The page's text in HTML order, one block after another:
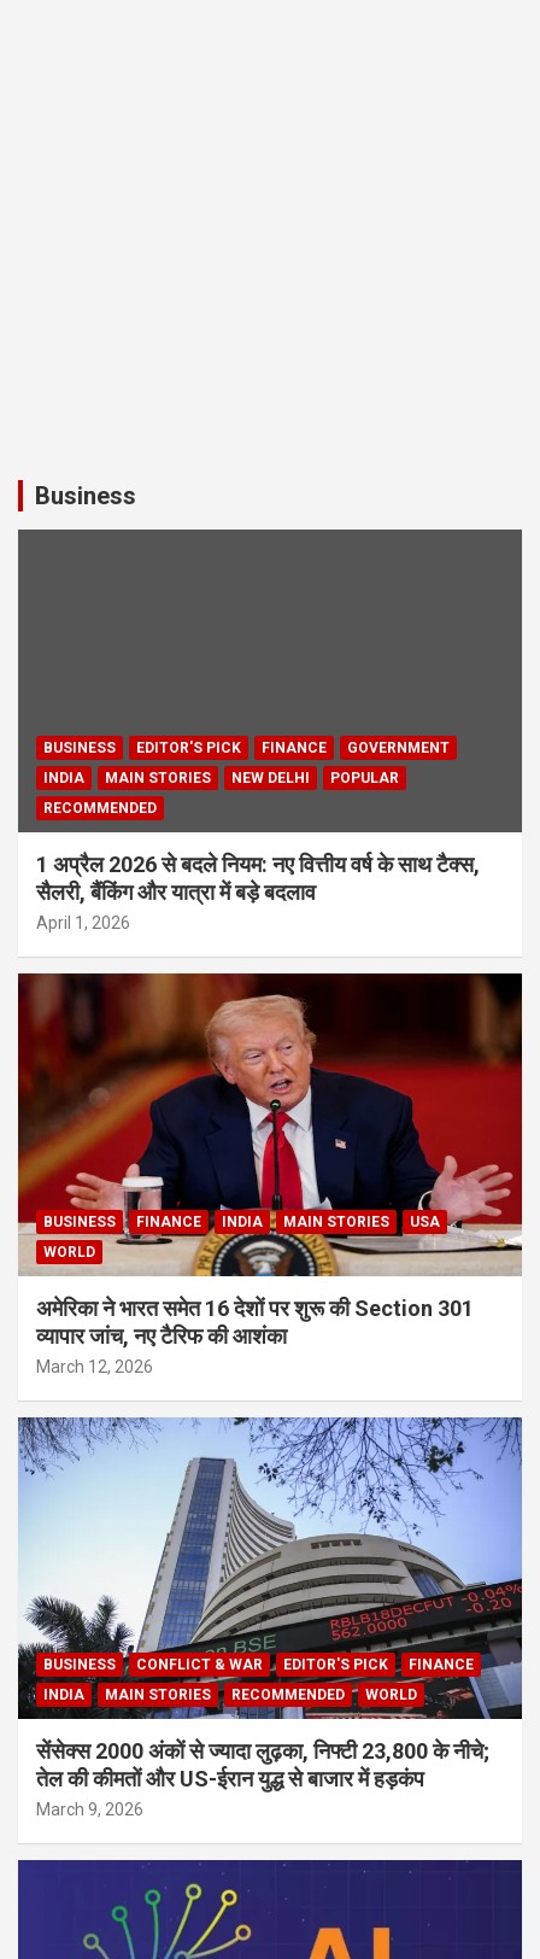
Business
BUSINESS EDITOR'S PICK FINANCE
GOVERNMENT
INDIA
MAIN STORIES NEW DELHI
POPULAR
RECOMMENDED
1 अप्रैल 2026 से बदले नियम: नए वित्तीय वर्ष के साथ टैक्स,
सैलरी, बैंकिंग और यात्रा में बड़े बदलाव
April 1, 2026
BUSINESS FINANCE INDIA MAIN STORIES
USA
WORLD
अमेरिका ने भारत समेत 16 देशों पर शुरू की Section 301
व्यापार जांच, नए टैरिफ की आशंका
March 12, 2026
BUSINESS CONFLICT & WAR EDITOR'S PICK
FINANCE
INDIA
MAIN STORIES RECOMMENDED WORLD
सेंसेक्स 2000 अंकों से ज्यादा लुढ़का, निफ्टी 23,800 के नीचे;
तेल की कीमतों और US-ईरान युद्ध से बाजार में हड़कंप
March 9, 2026